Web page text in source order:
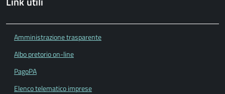
Amministrazione trasparente
Albo pretorio on-line
PagoPA
Elenco telematico imprese